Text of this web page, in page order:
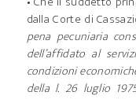
dalla Corte di
pena pecuniaria
dell’affidato al
condizioni
della l. 26 luglio